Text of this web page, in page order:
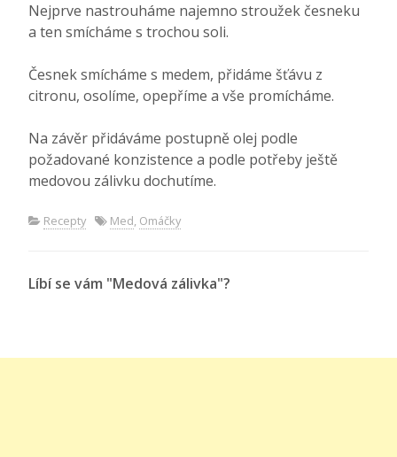
Nejprve nastrouháme najemno stroužek česneku
a ten smícháme s trochou soli.
Česnek smícháme s medem, přidáme šťávu z
citronu, osolíme, opepříme a vše promícháme.
Na závěr přidáváme postupně olej podle
požadované konzistence a podle potřeby ještě
medovou zálivku dochutíme.
Recepty Med, Omáčky
Líbí se vám "Medová zálivka"?